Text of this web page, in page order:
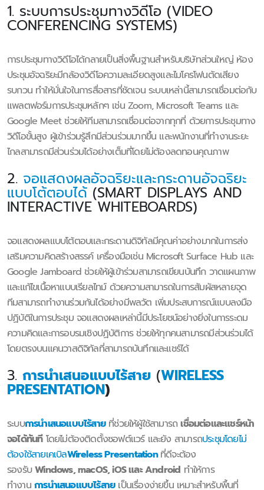
1. ระบบการประชุมทางวิดีโอ (VIDEO
CONFERENCING SYSTEMS)
การประชุมทางวิดีโอได้กลายเป็นสิ่งพื้นฐานสำหรับบริษัทส่วนใหญ่ ห้อง
ประชุมอัจฉริยะมีกล้องวิดีโอความละเอียดสูงและไมโครโฟนตัดเสียง
รบกวน ทำให้มั่นใจในการสื่อสารที่ชัดเจน ระบบเหล่านี้สามารถเชื่อมต่อกับ
แพลตฟอร์มการประชุมหลักๆ เช่น Zoom, Microsoft Teams และ
Google Meet ช่วยให้ทีมสามารถเชื่อมต่อจากทุกที่ ด้วยการประชุมทาง
วิดีโอขั้นสูง ผู้เข้าร่วมรู้สึกมีส่วนร่วมมากขึ้น และพนักงานที่ทำงานระยะ
ไกลสามารถมีส่วนร่วมได้อย่างเต็มที่โดยไม่ต้องลดทอนคุณภาพ
2. จอแสดงผลอัจฉริยะและกระดานอัจฉริยะ
แบบโต้ตอบได้ (SMART DISPLAYS AND
INTERACTIVE WHITEBOARDS)
จอแสดงผลแบบโต้ตอบและกระดานดิจิทัลมีคุณค่าอย่างมากในการส่ง
เสริมความคิดสร้างสรรค์ เครื่องมือเช่น Microsoft Surface Hub และ
Google Jamboard ช่วยให้ผู้เข้าร่วมสามารถเขียนบันทึก วาดแผนภาพ
และแก้ไขเนื้อหาแบบเรียลไทม์ ด้วยความสามารถในการสัมผัสหลายจุด
ทีมสามารถทำงานร่วมกันได้อย่างมีพลวัต เพิ่มประสบการณ์แบบลงมือ
ปฏิบัติในการประชุม จอแสดงผลเหล่านี้มีประโยชน์อย่างยิ่งในการระดม
ความคิดและการอบรมเชิงปฏิบัติการ ช่วยให้ทุกคนสามารถมีส่วนร่วมได้
โดยตรงบนแคนวาสดิจิทัลที่สามารถบันทึกและแชร์ได้
3. การนำเสนอแบบไร้สาย (WIRELESS
PRESENTATION)
ระบบการนำเสนอแบบไร้สายที่ช่วยให้ผู้ใช้สามารถเชื่อมต่อและแชร์หน้า
จอได้ทันทีโดยไม่ต้องติดตั้งซอฟต์แวร์ และยัง สามารถประชุมโดยไม่
ต้องใช้สายเคเบิลWireless Presentation ที่ดีจะต้อง
รองรับWindows, macOS, iOS และ Android ทำให้การ
ทำงานการนำเสนอแบบไร้สายเป็นเรื่องง่ายขึ้น เหมาะสำหรับพื้นที่